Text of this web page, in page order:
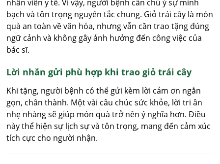
nhân viên y tế. Vì vậy, người bệnh cần chú ý sự minh
bạch và tôn trọng nguyên tắc chung. Giỏ trái cây là món
quà an toàn về văn hóa, nhưng vẫn cần trao tặng đúng
ngữ cảnh và không gây ảnh hưởng đến công việc của
bác sĩ.
Lời nhắn gửi phù hợp khi trao giỏ trái cây
Khi tặng, người bệnh có thể gửi kèm lời cảm ơn ngắn
gọn, chân thành. Một vài câu chúc sức khỏe, lời tri ân
nhẹ nhàng sẽ giúp món quà trở nên ý nghĩa hơn. Điều
này thể hiện sự lịch sự và tôn trọng, mang đến cảm xúc
tích cực cho người nhận.